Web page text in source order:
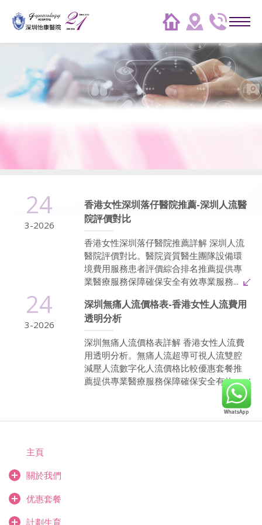
24
3-2026
香港女性深圳落仔醫院推薦-深圳人流醫
院評價對比
香港女性深圳落仔醫院推薦詳解 深圳人流
醫院評價對比。醫院資質醫生團隊設備環
境費用服務患者評價綜合排名推薦提供專
業醫療服務保障確保安全有效專業服務...
24
3-2026
深圳無痛人流價格表-香港女性人流費用
透明分析
深圳無痛人流價格表詳解 香港女性人流費
用透明分析。無痛人流超導可視人流雙腔
減壓人流數字化人流價格比較優惠套餐推
薦提供專業醫療服務保障確保安全有效...
主頁
關於我們
优惠套餐
計劃生育